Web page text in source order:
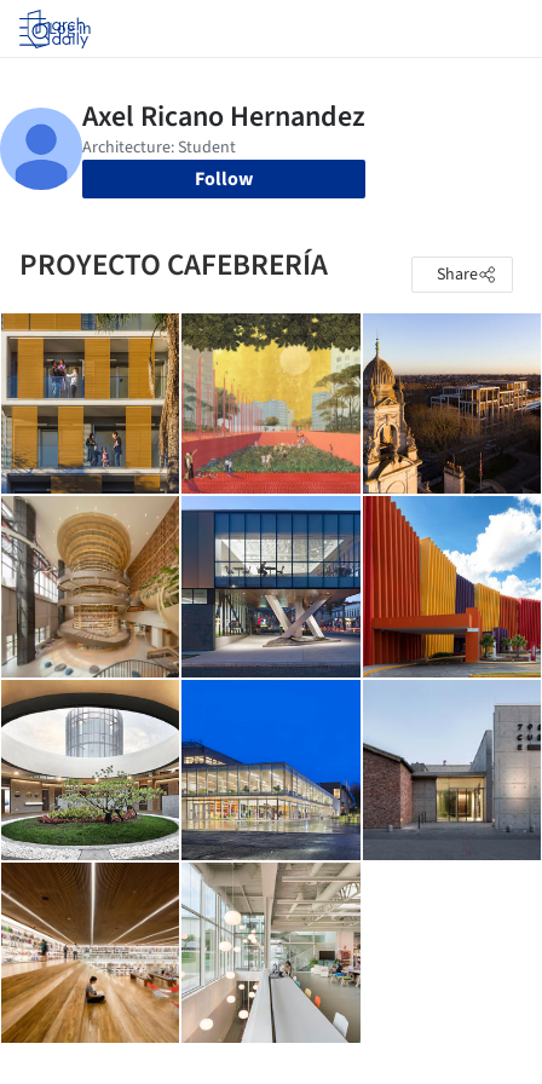
Log in
Follow
PROYECTO CAFEBRERÍA Share